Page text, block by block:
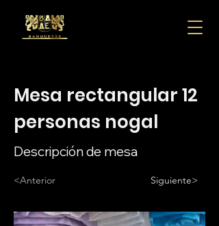
Mesa rectangular 12
personas nogal
Descripción de mesa
<Anterior Siguiente>